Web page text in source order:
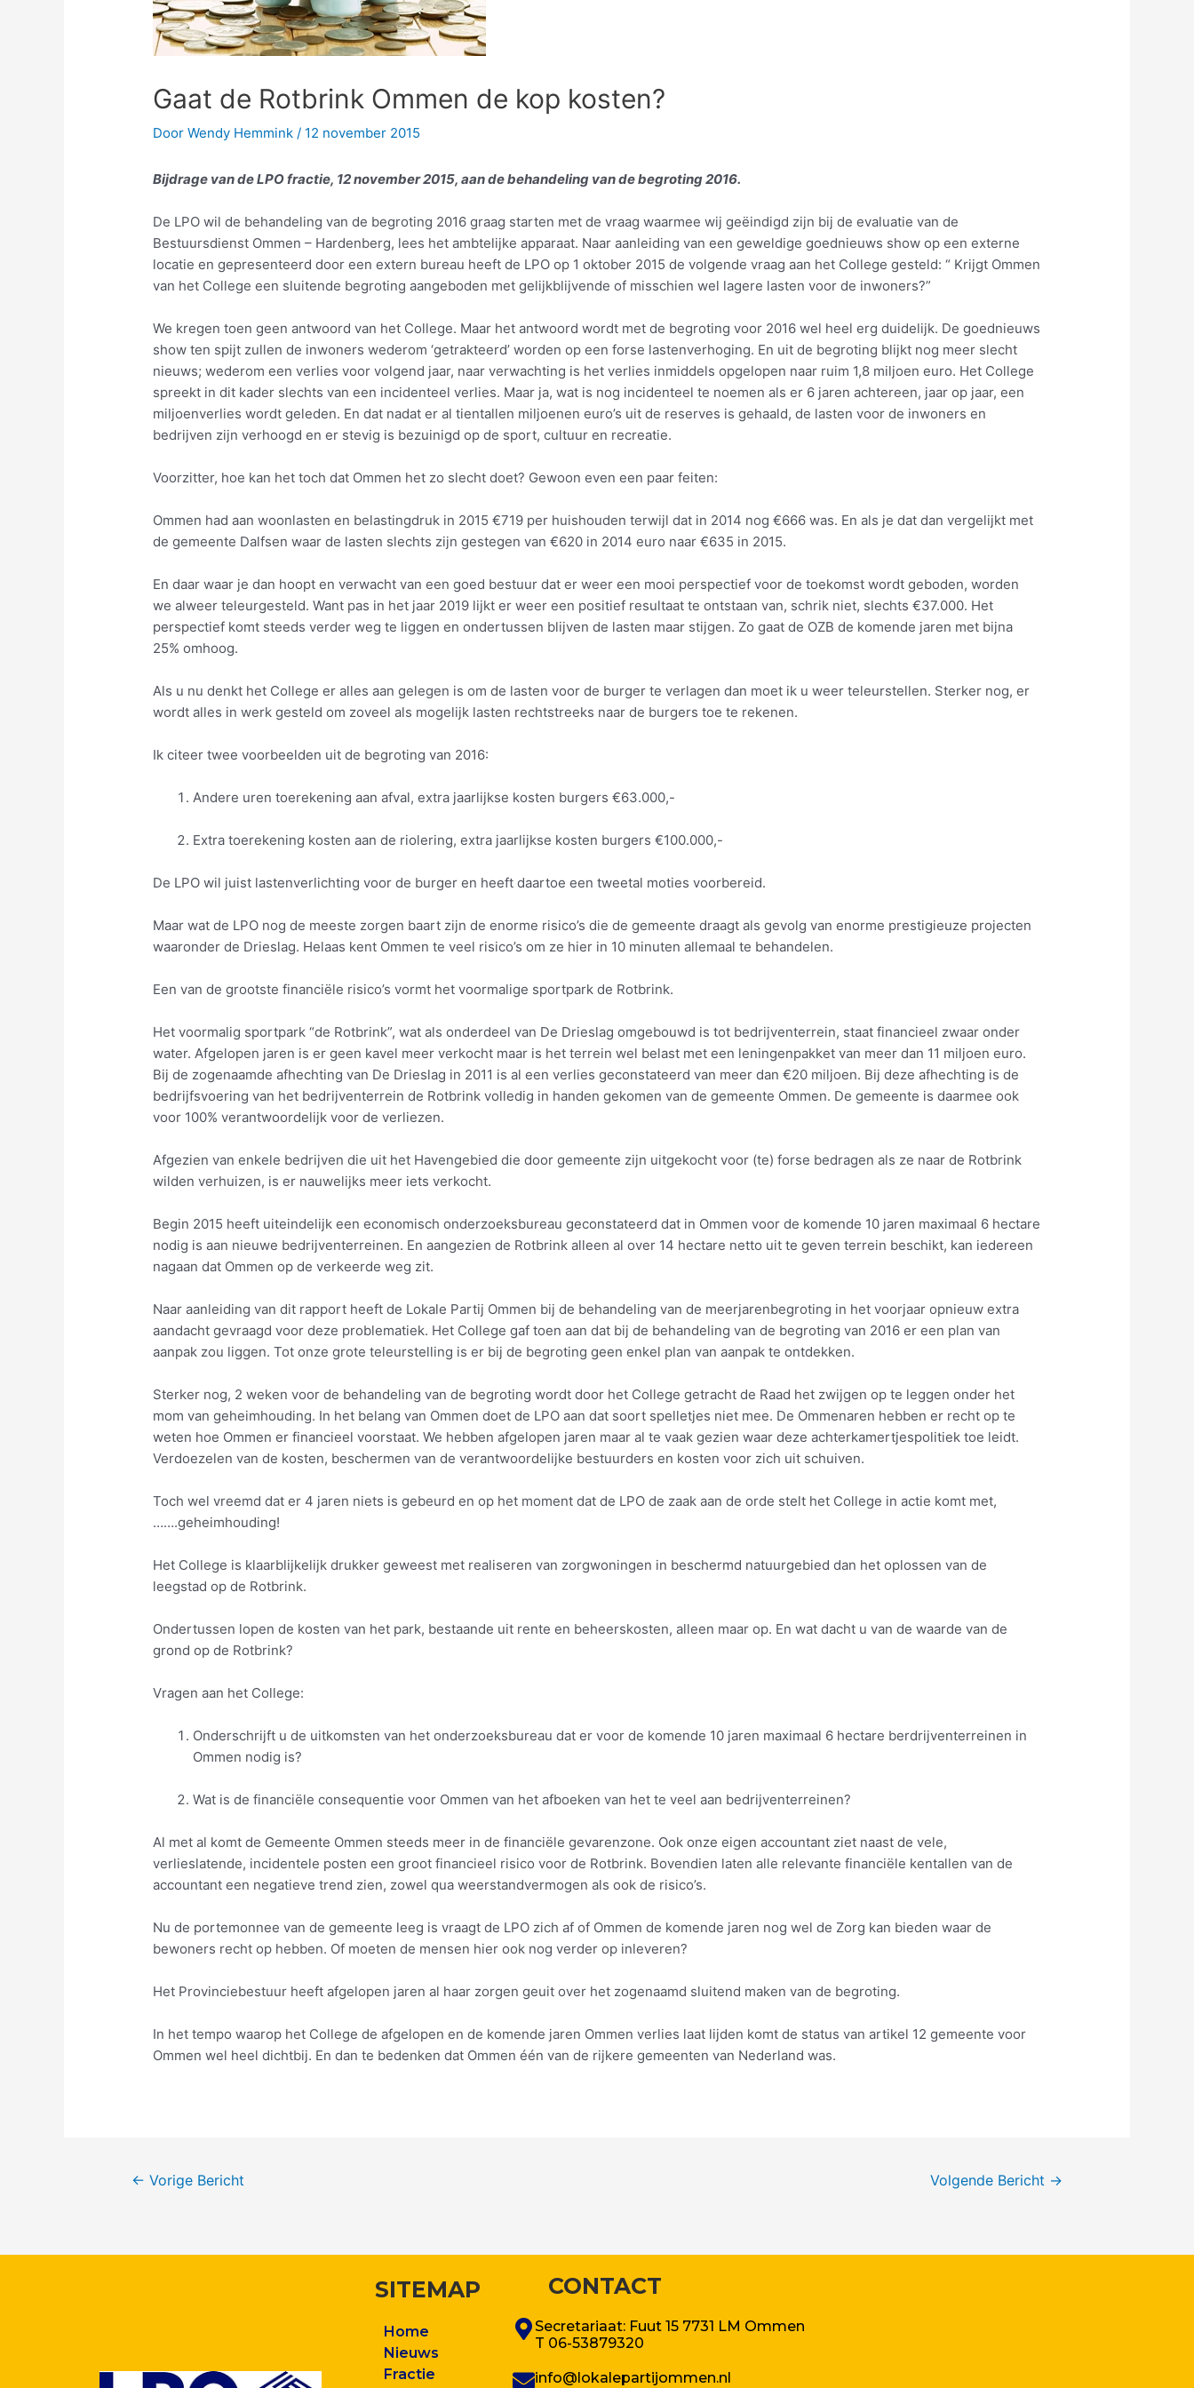
Gaat de Rotbrink Ommen de kop kosten?
DoorWendy Hemmink/ 12 november 2015
Bijdrage van de LPO fractie, 12 november 2015, aan de behandeling van de begroting 2016.
De LPO wil de behandeling van de begroting 2016 graag starten met de vraag waarmee wij geëindigd zijn bij de evaluatie van de
Bestuursdienst Ommen – Hardenberg, lees het ambtelijke apparaat. Naar aanleiding van een geweldige goednieuws show op een externe
locatie en gepresenteerd door een extern bureau heeft de LPO op 1 oktober 2015 de volgende vraag aan het College gesteld: “ Krijgt Ommen
van het College een sluitende begroting aangeboden met gelijkblijvende of misschien wel lagere lasten voor de inwoners?”
We kregen toen geen antwoord van het College. Maar het antwoord wordt met de begroting voor 2016 wel heel erg duidelijk. De goednieuws
show ten spijt zullen de inwoners wederom ‘getrakteerd’ worden op een forse lastenverhoging. En uit de begroting blijkt nog meer slecht
nieuws; wederom een verlies voor volgend jaar, naar verwachting is het verlies inmiddels opgelopen naar ruim 1,8 miljoen euro. Het College
spreekt in dit kader slechts van een incidenteel verlies. Maar ja, wat is nog incidenteel te noemen als er 6 jaren achtereen, jaar op jaar, een
miljoenverlies wordt geleden. En dat nadat er al tientallen miljoenen euro’s uit de reserves is gehaald, de lasten voor de inwoners en
bedrijven zijn verhoogd en er stevig is bezuinigd op de sport, cultuur en recreatie.
Voorzitter, hoe kan het toch dat Ommen het zo slecht doet? Gewoon even een paar feiten:
Ommen had aan woonlasten en belastingdruk in 2015 €719 per huishouden terwijl dat in 2014 nog €666 was. En als je dat dan vergelijkt met
de gemeente Dalfsen waar de lasten slechts zijn gestegen van €620 in 2014 euro naar €635 in 2015.
En daar waar je dan hoopt en verwacht van een goed bestuur dat er weer een mooi perspectief voor de toekomst wordt geboden, worden
we alweer teleurgesteld. Want pas in het jaar 2019 lijkt er weer een positief resultaat te ontstaan van, schrik niet, slechts €37.000. Het
perspectief komt steeds verder weg te liggen en ondertussen blijven de lasten maar stijgen. Zo gaat de OZB de komende jaren met bijna
25% omhoog.
Als u nu denkt het College er alles aan gelegen is om de lasten voor de burger te verlagen dan moet ik u weer teleurstellen. Sterker nog, er
wordt alles in werk gesteld om zoveel als mogelijk lasten rechtstreeks naar de burgers toe te rekenen.
Ik citeer twee voorbeelden uit de begroting van 2016:
Andere uren toerekening aan afval, extra jaarlijkse kosten burgers €63.000,-
Extra toerekening kosten aan de riolering, extra jaarlijkse kosten burgers €100.000,-
De LPO wil juist lastenverlichting voor de burger en heeft daartoe een tweetal moties voorbereid.
Maar wat de LPO nog de meeste zorgen baart zijn de enorme risico’s die de gemeente draagt als gevolg van enorme prestigieuze projecten
waaronder de Drieslag. Helaas kent Ommen te veel risico’s om ze hier in 10 minuten allemaal te behandelen.
Een van de grootste financiële risico’s vormt het voormalige sportpark de Rotbrink.
Het voormalig sportpark “de Rotbrink”, wat als onderdeel van De Drieslag omgebouwd is tot bedrijventerrein, staat financieel zwaar onder
water. Afgelopen jaren is er geen kavel meer verkocht maar is het terrein wel belast met een leningenpakket van meer dan 11 miljoen euro.
Bij de zogenaamde afhechting van De Drieslag in 2011 is al een verlies geconstateerd van meer dan €20 miljoen. Bij deze afhechting is de
bedrijfsvoering van het bedrijventerrein de Rotbrink volledig in handen gekomen van de gemeente Ommen. De gemeente is daarmee ook
voor 100% verantwoordelijk voor de verliezen.
Afgezien van enkele bedrijven die uit het Havengebied die door gemeente zijn uitgekocht voor (te) forse bedragen als ze naar de Rotbrink
wilden verhuizen, is er nauwelijks meer iets verkocht.
Begin 2015 heeft uiteindelijk een economisch onderzoeksbureau geconstateerd dat in Ommen voor de komende 10 jaren maximaal 6 hectare
nodig is aan nieuwe bedrijventerreinen. En aangezien de Rotbrink alleen al over 14 hectare netto uit te geven terrein beschikt, kan iedereen
nagaan dat Ommen op de verkeerde weg zit.
Naar aanleiding van dit rapport heeft de Lokale Partij Ommen bij de behandeling van de meerjarenbegroting in het voorjaar opnieuw extra
aandacht gevraagd voor deze problematiek. Het College gaf toen aan dat bij de behandeling van de begroting van 2016 er een plan van
aanpak zou liggen. Tot onze grote teleurstelling is er bij de begroting geen enkel plan van aanpak te ontdekken.
Sterker nog, 2 weken voor de behandeling van de begroting wordt door het College getracht de Raad het zwijgen op te leggen onder het
mom van geheimhouding. In het belang van Ommen doet de LPO aan dat soort spelletjes niet mee. De Ommenaren hebben er recht op te
weten hoe Ommen er financieel voorstaat. We hebben afgelopen jaren maar al te vaak gezien waar deze achterkamertjespolitiek toe leidt.
Verdoezelen van de kosten, beschermen van de verantwoordelijke bestuurders en kosten voor zich uit schuiven.
Toch wel vreemd dat er 4 jaren niets is gebeurd en op het moment dat de LPO de zaak aan de orde stelt het College in actie komt met,
…….geheimhouding!
Het College is klaarblijkelijk drukker geweest met realiseren van zorgwoningen in beschermd natuurgebied dan het oplossen van de
leegstad op de Rotbrink.
Ondertussen lopen de kosten van het park, bestaande uit rente en beheerskosten, alleen maar op. En wat dacht u van de waarde van de
grond op de Rotbrink?
Vragen aan het College:
Onderschrijft u de uitkomsten van het onderzoeksbureau dat er voor de komende 10 jaren maximaal 6 hectare berdrijventerreinen in
Ommen nodig is?
Wat is de financiële consequentie voor Ommen van het afboeken van het te veel aan bedrijventerreinen?
Al met al komt de Gemeente Ommen steeds meer in de financiële gevarenzone. Ook onze eigen accountant ziet naast de vele,
verlieslatende, incidentele posten een groot financieel risico voor de Rotbrink. Bovendien laten alle relevante financiële kentallen van de
accountant een negatieve trend zien, zowel qua weerstandvermogen als ook de risico’s.
Nu de portemonnee van de gemeente leeg is vraagt de LPO zich af of Ommen de komende jaren nog wel de Zorg kan bieden waar de
bewoners recht op hebben. Of moeten de mensen hier ook nog verder op inleveren?
Het Provinciebestuur heeft afgelopen jaren al haar zorgen geuit over het zogenaamd sluitend maken van de begroting.
In het tempo waarop het College de afgelopen en de komende jaren Ommen verlies laat lijden komt de status van artikel 12 gemeente voor
Ommen wel heel dichtbij. En dan te bedenken dat Ommen één van de rijkere gemeenten van Nederland was.
← Vorige Bericht Volgende Bericht →
SITEMAP
Home
Nieuws
Fractie
CONTACT
Secretariaat: Fuut 15 7731 LM Ommen
T 06-53879320
info@lokalepartijommen.nl